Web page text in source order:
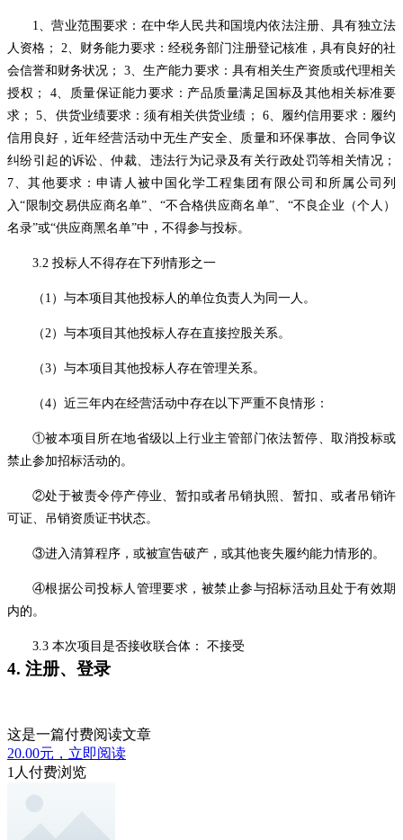
1、营业范围要求：在中华人民共和国境内依法注册、具有独立法
人资格； 2、财务能力要求：经税务部门注册登记核准，具有良好的社
会信誉和财务状况； 3、生产能力要求：具有相关生产资质或代理相关
授权； 4、质量保证能力要求：产品质量满足国标及其他相关标准要
求； 5、供货业绩要求：须有相关供货业绩； 6、履约信用要求：履约
信用良好，近年经营活动中无生产安全、质量和环保事故、合同争议
纠纷引起的诉讼、仲裁、违法行为记录及有关行政处罚等相关情况；
7、其他要求：申请人被中国化学工程集团有限公司和所属公司列
入“限制交易供应商名单”、“不合格供应商名单”、“不良企业（个人）
名录”或“供应商黑名单”中，不得参与投标。
3.2 投标人不得存在下列情形之一
（1）与本项目其他投标人的单位负责人为同一人。
（2）与本项目其他投标人存在直接控股关系。
（3）与本项目其他投标人存在管理关系。
（4）近三年内在经营活动中存在以下严重不良情形：
①被本项目所在地省级以上行业主管部门依法暂停、取消投标或
禁止参加招标活动的。
②处于被责令停产停业、暂扣或者吊销执照、暂扣、或者吊销许
可证、吊销资质证书状态。
③进入清算程序，或被宣告破产，或其他丧失履约能力情形的。
④根据公司投标人管理要求，被禁止参与招标活动且处于有效期
内的。
3.3 本次项目是否接收联合体： 不接受
4. 注册、登录
这是一篇付费阅读文章
20.00元，立即阅读
1人付费浏览